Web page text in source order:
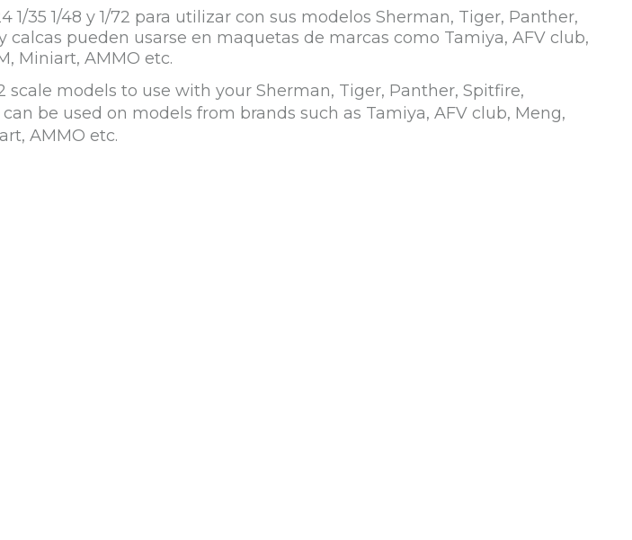
35 1/48 y 1/72 para utilizar con sus modelos Sherman, Tiger, Panther,
pueden usarse en maquetas de marcas como Tamiya, AFV club,
Miniart, AMMO etc.
scale models to use with your Sherman, Tiger, Panther, Spitfire,
be used on models from brands such as Tamiya, AFV club, Meng,
AMMO etc.